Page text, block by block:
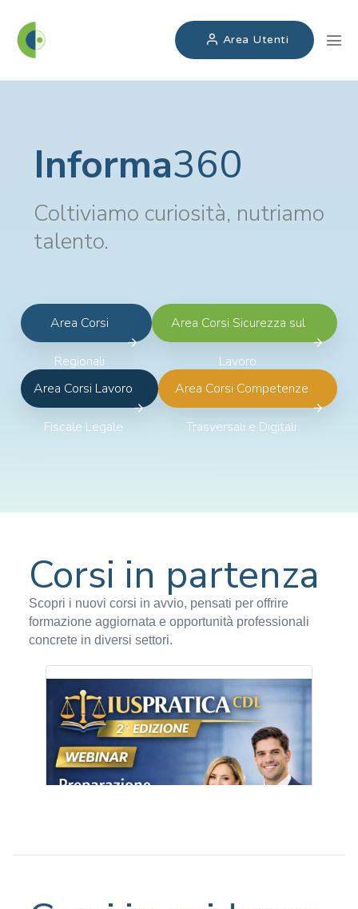
Area Utenti
Informa360
Coltiviamo curiosità, nutriamo
talento.
Area Corsi
Regionali
Area Corsi Sicurezza sul
Lavoro
Area Corsi Lavoro
Fiscale Legale
Area Corsi Competenze
Trasversali e Digitali
Corsi in partenza
Scopri i nuovi corsi in avvio, pensati per offrire
formazione aggiornata e opportunità professionali
concrete in diversi settori.